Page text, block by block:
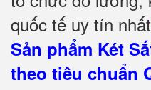
quốc tế uy tín nhất
Sản phẩm Két
theo tiêu chuẩn